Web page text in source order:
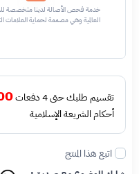
خدمة فحص الأصالة لدينا متخصصة
العالمية وهي مصممة لحماية العلامات
في القطعه
تقسيم طلبك حتى 4 دفعات
أحكام الشريعة الإسلامية
اتبع هذا المنتج